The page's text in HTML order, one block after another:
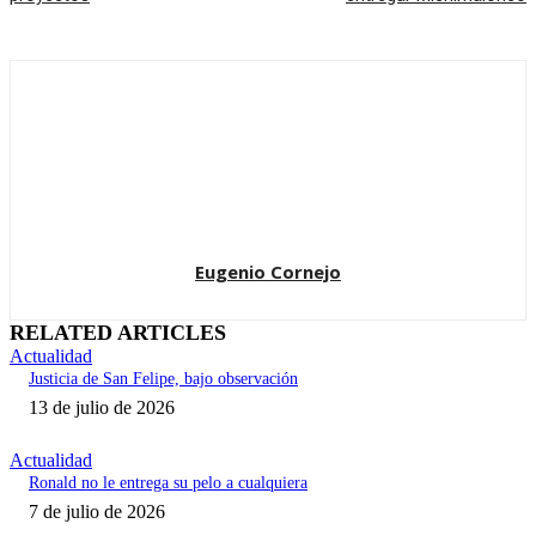
Eugenio Cornejo
RELATED ARTICLES
Actualidad
Justicia de San Felipe, bajo observación
13 de julio de 2026
Actualidad
Ronald no le entrega su pelo a cualquiera
7 de julio de 2026